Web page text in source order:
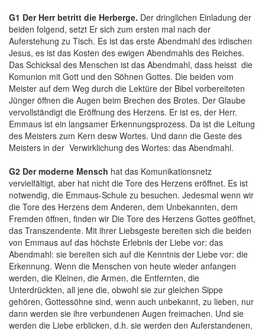
G1 Der Herr betritt die Herberge. Der dringlichen Einladung der
beiden folgend, setzt Er sich zum ersten mal nach der
Auferstehung zu Tisch. Es ist das erste Abendmahl des irdischen
Jesus, es ist das Kosten des ewigen Abendmahls des Reiches.
Das Schicksal des Menschen ist das Abendmahl, dass heisst die
Komunion mit Gott und den Söhnen Gottes. Die beiden vom
Meister auf dem Weg durch die Lektüre der Bibel vorbereiteten
Jünger öffnen die Augen beim Brechen des Brotes. Der Glaube
vervollständigt die Eröffnung des Herzens. Er ist es, der Herr.
Emmaus ist ein langsamer Erkennungsprozess. Da ist die Leitung
des Meisters zum Kern desw Wortes. Und dann die Geste des
Meisters in der Verwirklichung des Wortes: das Abendmahl.
G2 Der moderne Mensch hat das Komunikationsnetz
vervielfältigt, aber hat nicht die Tore des Herzens eröffnet. Es ist
notwendig, die Emmaus-Schule zu besuchen. Jedesmal wenn wir
die Tore des Herzens dem Anderen, dem Unbekannten, dem
Fremden öffnen, finden wir Die Tore des Herzens Gottes geöffnet,
das Transzendente. Mit ihrer Liebsgeste bereiten sich die beiden
von Emmaus auf das höchste Erlebnis der Liebe vor: das
Abendmahl: sie bereiten sich auf die Kenntnis der Liebe vor: die
Erkennung. Wenn die Menschen von heute wieder anfangen
werden, die Kleinen, die Armen, die Entfernten, die
Unterdrückten, all jene die, obwohl sie zur gleichen Sippe
gehören, Gottessöhne sind, wenn auch unbekannt, zu lieben, nur
dann werden sie ihre verbundenen Augen freimachen. Und sie
werden die Liebe erblicken, d.h. sie werden den Auferstandenen,